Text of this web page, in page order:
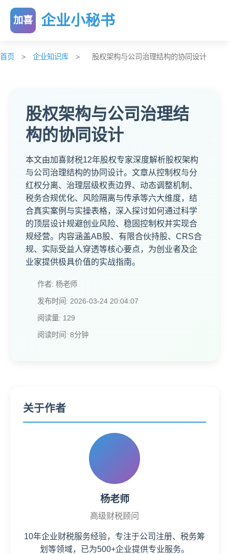
加喜 企业小秘书
首页 > 企业知识库 > 股权架构与公司治理结构的协同设计
股权架构与公司治理结
构的协同设计
本文由加喜财税12年股权专家深度解析股权架构
与公司治理结构的协同设计。文章从控制权与分
红权分离、治理层级权责边界、动态调整机制、
税务合规优化、风险隔离与传承等六大维度，结
合真实案例与实操表格，深入探讨如何通过科学
的顶层设计规避创业风险、稳固控制权并实现合
规经营。内容涵盖AB股、有限合伙持股、CRS合
规、实际受益人穿透等核心要点，为创业者及企
业家提供极具价值的实战指南。
作者: 杨老师
发布时间: 2026-03-24 20:04:07
阅读量: 129
阅读时间: 8分钟
关于作者
杨老师
高级财税顾问
10年企业财税服务经验，专注于公司注册、税务筹
划等领域，已为500+企业提供专业服务。